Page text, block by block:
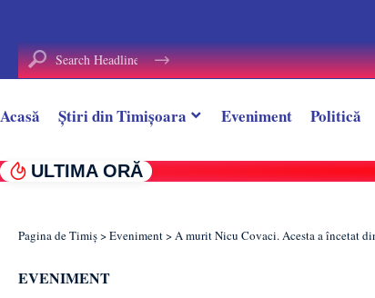
Acasă Știri din Timișoara Eveniment Politică
ULTIMA ORĂ Incendiu la o casă cu etaj din
Pagina de Timiș>Eveniment>A murit Nicu Covaci. Acesta a încetat
EVENIMENT